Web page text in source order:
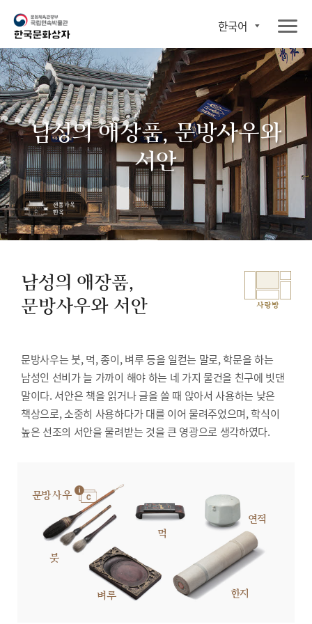
한국어
남성의 애장품, 문방사우와
서안
남성의 애장품,
문방사우와 서안
사랑방
문방사우는 붓, 먹, 종이, 벼루 등을 일컫는 말로, 학문을 하는
남성인 선비가 늘 가까이 해야 하는 네 가지 물건을 친구에 빗댄
말이다. 서안은 책을 읽거나 글을 쓸 때 앉아서 사용하는 낮은
책상으로, 소중히 사용하다가 대를 이어 물려주었으며, 학식이
높은 선조의 서안을 물려받는 것을 큰 영광으로 생각하였다.
문방사우
붓
먹
연적
벼루 한지